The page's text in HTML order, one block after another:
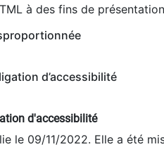
à des fins de
d’accessibilité
d'accessibilité
le 09/11/2022. Elle a été